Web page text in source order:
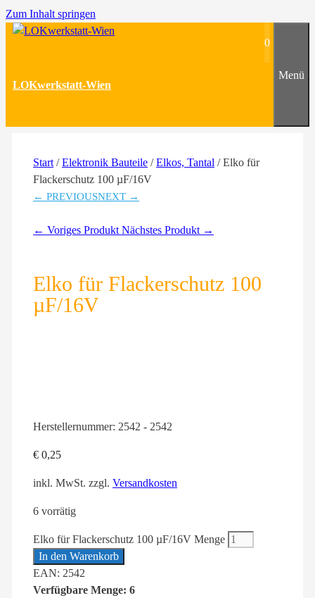
Zum Inhalt springen
LOKwerkstatt-Wien
0
Menü
Start /Elektronik Bauteile /Elkos, Tantal / Elko für
Flackerschutz 100 µF/16V
← PREVIOUSNEXT →
← Voriges Produkt Nächstes Produkt →
Elko für Flackerschutz 100
µF/16V
Herstellernummer: 2542 - 2542
€ 0,25
inkl. MwSt. zzgl. Versandkosten
6 vorrätig
Elko für Flackerschutz 100 µF/16V Menge
In den Warenkorb
EAN: 2542
Verfügbare Menge: 6